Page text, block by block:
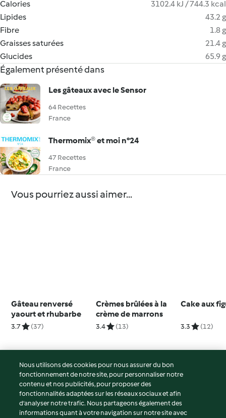
Calories
3102.4 kJ / 744.3 kcal
Lipides
43.2 g
Fibre
1.8 g
Graisses saturées
21.4 g
Glucides
65.9 g
Également présenté dans
Les gâteaux avec le Sensor
64 Recettes
France
Thermomix® et moi n°24
47 Recettes
France
Vous pourriez aussi aimer...
Gâteau renversé
yaourt et rhubarbe
3.7 (37)
Crèmes brûlées à la
crème de marrons
3.4 (13)
Cake aux
3.3 (12)
© Copyright 2026
Conditions d'utilisation
Politique de confidentialité
Nous utilisons des cookies pour nous assurer du bon
fonctionnement de notre site, pour personnaliser notre
contenu et nos publicités, pour proposer des
fonctionnalités adaptées sur les réseaux sociaux et afin
d’analyser notre trafic. Nous partageons également des
informations quant à votre navigation sur notre site avec